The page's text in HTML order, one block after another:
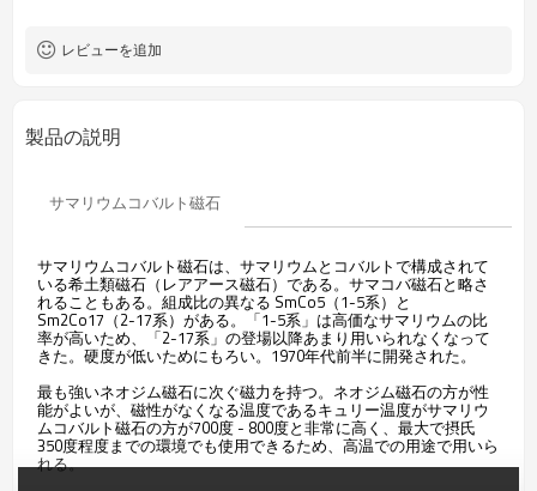
レビューを追加
製品の説明
サマリウムコバルト磁石
サマリウムコバルト磁石は、サマリウムとコバルトで構成されて
いる希土類磁石（レアアース磁石）である。サマコバ磁石と略さ
れることもある。組成比の異なる SmCo5（1-5系）と
Sm2Co17（2-17系）がある。「1-5系」は高価なサマリウムの比
率が高いため、「2-17系」の登場以降あまり用いられなくなって
きた。硬度が低いためにもろい。1970年代前半に開発された。
最も強いネオジム磁石に次ぐ磁力を持つ。ネオジム磁石の方が性
能がよいが、磁性がなくなる温度であるキュリー温度がサマリウ
ムコバルト磁石の方が700度 - 800度と非常に高く、最大で摂氏
350度程度までの環境でも使用できるため、高温での用途で用いら
れる。